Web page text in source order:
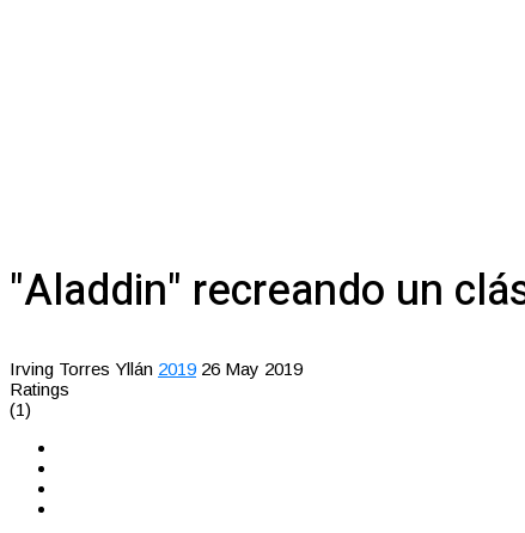
"Aladdin" recreando un
Irving Torres Yllán 2019 26 May 2019
Ratings
(1)